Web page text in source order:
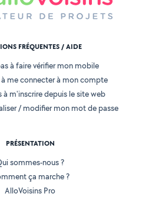
FRÉQUENTES / AIDE
à faire vérifier mon mobile
à me connecter à mon compte
à m'inscrire depuis le site web
/ modifier mon mot de passe
PRÉSENTATION
sommes-nous ?
ça marche ?
AlloVoisins Pro